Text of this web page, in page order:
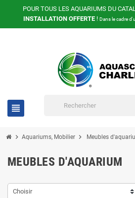
POUR TOUS LES AQUARIUMS DU
INSTALLATION OFFERTE! Dans le cadre
view_headline
chevron_right Aquariums, Mobilier chevron_right Meubles
MEUBLES D'AQUARIUM
Choisir